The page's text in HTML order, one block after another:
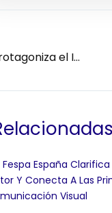
El futuro del sector protagoniza el IX Congreso de FESPA España